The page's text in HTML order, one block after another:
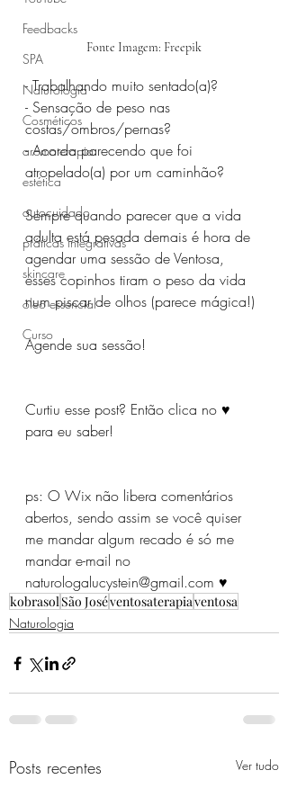
Feedbacks
SPA
Naturologia
Cosméticos
aromaterapia
estética
autocuidado
práticas integrativas
skincare
óleo essencial
Curso
Fonte Imagem: Freepik
- Trabalhando muito sentado(a)? ⁣⁣⁣
- Sensação de peso nas
costas/ombros/pernas?⁣⁣⁣
- Acorda parecendo que foi
atropelado(a) por um caminhão?⁣⁣⁣
Sempre quando parecer que a vida
adulta está pesada demais é hora de
agendar uma sessão de Ventosa,
esses copinhos tiram o peso da vida
num piscar de olhos (parece mágica!)
Agende sua sessão!
Curtiu esse post? Então clica no ♥
para eu saber!
ps: O Wix não libera comentários
abertos, sendo assim se você quiser
me mandar algum recado é só me
mandar e-mail no
naturologalucystein@gmail.com ♥
kobrasolSão Joséventosaterapiaventosa
Naturologia
Posts recentes Ver tudo